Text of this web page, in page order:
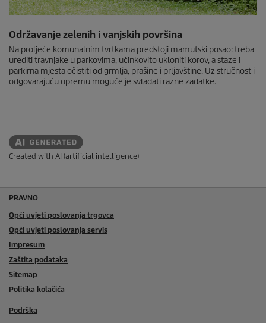
Održavanje zelenih i vanjskih površina
Na proljeće komunalnim tvrtkama predstoji mamutski posao: treba
urediti travnjake u parkovima, učinkovito ukloniti korov, a staze i
parkirna mjesta očistiti od grmlja, prašine i prljavštine. Uz stručnost i
odgovarajuću opremu moguće je svladati razne zadatke.
Created with AI (artificial intelligence)
PRAVNO
Opći uvjeti poslovanja trgovca
Opći uvjeti poslovanja servis
Impresum
Zaštita podataka
Sitemap
Politika kolačića
Podrška